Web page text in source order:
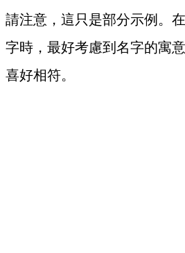
請注意，這只是部分示例。
字時，最好考慮到名字的寓
喜好相符。